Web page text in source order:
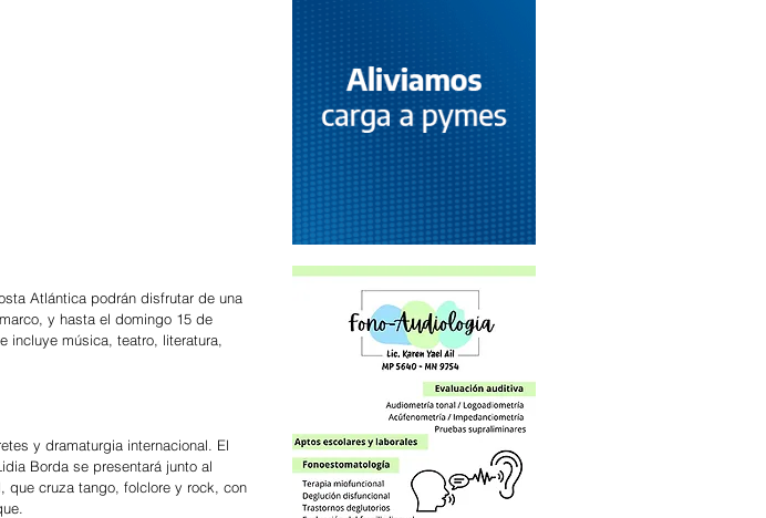
Atlántica podrán disfrutar de una
y hasta el domingo 15 de
incluye música, teatro, literatura,
y dramaturgia internacional. El
Borda se presentará junto al
que cruza tango, folclore y rock, con